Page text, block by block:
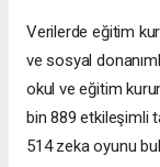
Verilerde eğitim
ve sosyal
okul ve eğitim
bin 889 etkileşimli
514 zeka oyunu